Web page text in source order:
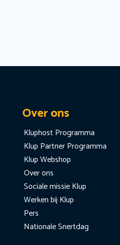
Over ons
Kluphost Programma
Klup Partner Programma
Klup Webshop
Over ons
Sociale missie Klup
Werken bij Klup
Pers
Nationale Snertdag